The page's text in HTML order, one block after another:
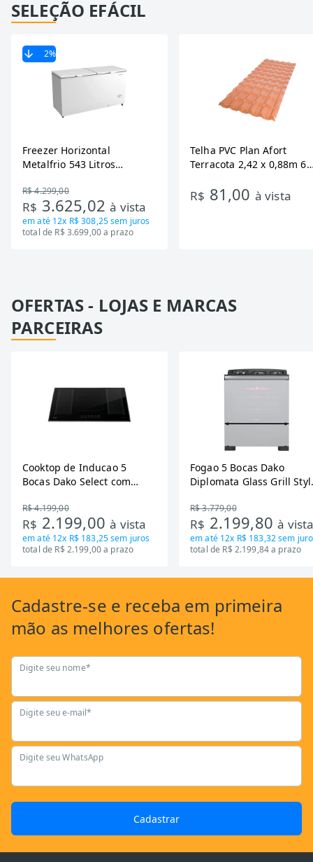
SELEÇÃO EFÁCIL
2%
Freezer Horizontal
Metalfrio 543 Litros
Tecnologia Inverter, Branco,
Bivolt
R$ 4.299,00
R$ 3.625,02à vista
em até 12x R$ 308,25sem juros
total de R$ 3.699,00 a prazo
Telha PVC Plan Afort
Terracota 2,42 x 0,88m 6
R$ 81,00 à vista
OFERTAS - LOJAS E MARCAS
PARCEIRAS
Cooktop de Inducao 5
Bocas Dako Select com
R$ 4.199,00
R$ 2.199,00à vista
em até 12x R$ 183,25sem juros
total de R$ 2.199,00 a prazo
Fogao 5 Bocas Dako
Diplomata Glass Grill
R$ 3.779,00
R$ 2.199,80à
em até 12x R$ 183,32sem
total de R$ 2.199,84 a prazo
Cadastre-se e receba em primeira
mão as melhores ofertas!
Digite seu nome*
Digite seu e-mail*
Digite seu WhatsApp
Cadastrar